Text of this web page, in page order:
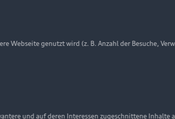
Cookie-Einstellungen Cookie-
Fahrzeug bei allen Abbildungen auf dieser
Webseite genutzt wird (z. B. Anzahl der Besuche,
und auf deren Interessen zugeschnittene Inhalte